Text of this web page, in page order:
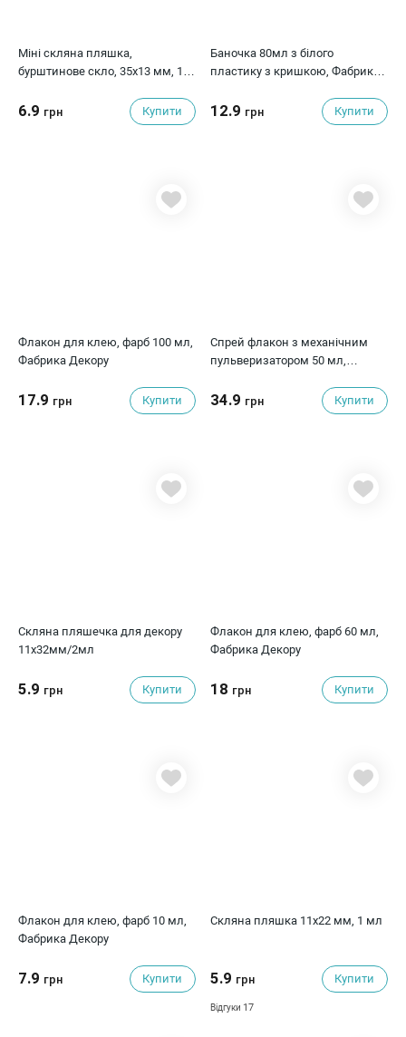
Міні скляна пляшка,
бурштинове скло, 35х13 мм, 1
6.9 грн Купити
Баночка 80мл з білого
пластику з кришкою, Фабрика
12.9 грн Купити
Флакон для клею, фарб 100 мл,
Фабрика Декору
17.9 грн Купити
Спрей флакон з механічним
пульверизатором 50 мл,
34.9 грн Купити
Скляна пляшечка для декору
11х32мм/2мл
5.9 грн Купити
Флакон для клею, фарб 60 мл,
Фабрика Декору
18 грн Купити
Флакон для клею, фарб 10 мл,
Фабрика Декору
7.9 грн Купити
Скляна пляшка 11х22 мм, 1 мл
5.9 грн Купити
Відгуки 17